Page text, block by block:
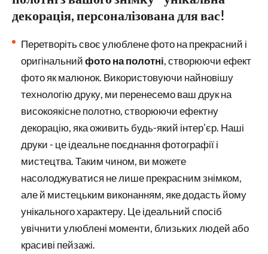
декорація, персоналізована для вас!
Перетворіть своє улюблене фото на прекрасний і
оригінальнийфото на полотні, створюючи ефект
фото як малюнок. Використовуючи найновішу
технологію друку, ми перенесемо ваш друк на
високоякісне полотно, створюючи ефектну
декорацію, яка оживить будь-який інтер'єр. Наші
друки - це ідеальне поєднання фотографії і
мистецтва. Таким чином, ви можете
насолоджуватися не лише прекрасним знімком,
але й мистецьким виконанням, яке додасть йому
унікального характеру. Це ідеальний спосіб
увічнити улюблені моменти, близьких людей або
красиві пейзажі.